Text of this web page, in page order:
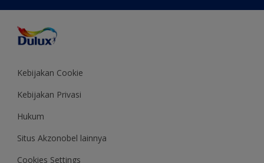
Inspirasi
Saran Mendekorasi
Colour of the Year
Kebijakan Cookie
Kebijakan Privasi
Hukum
Situs Akzonobel lainnya
Cookies Settings